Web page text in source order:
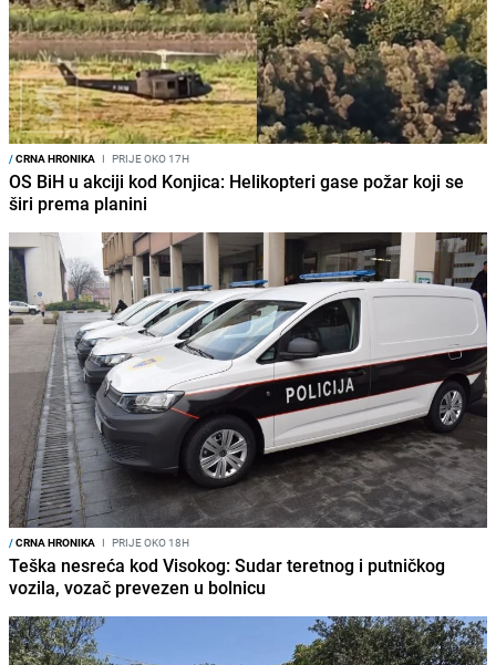
/CRNA HRONIKA I PRIJE OKO 17H
OS BiH u akciji kod Konjica: Helikopteri gase požar koji se
širi prema planini
/CRNA HRONIKA I PRIJE OKO 18H
Teška nesreća kod Visokog: Sudar teretnog i putničkog
vozila, vozač prevezen u bolnicu